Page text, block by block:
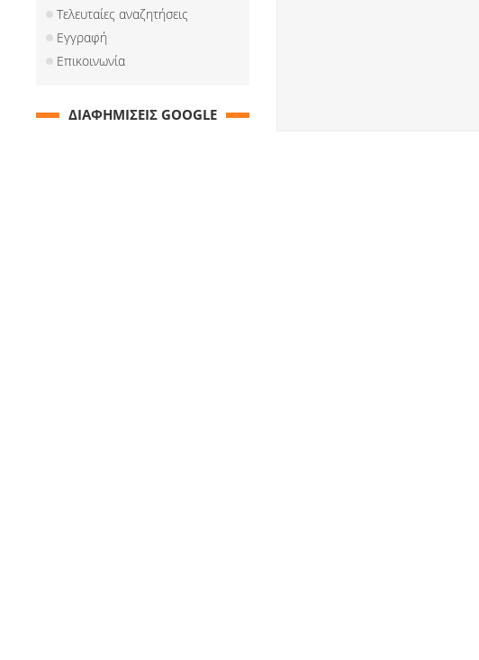
Τελευταίες αναζητήσεις
Εγγραφή
Επικοινωνία
ΔΙΑΦΗΜΙΣΕΙΣ GOOGLE